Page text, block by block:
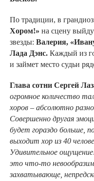
По традиции, в
Хором!» на сцену
звезды: Валерия,
Лада Дэнс. Каждый из
и займет место судьи
Глава сотни Сергей
огромное количество
хоров – абсолютно
Совершенно другая
будет гораздо больше,
выходит хор из 40
Удивительное
это что-то
захватывающе,